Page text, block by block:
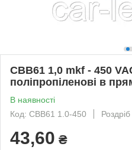
CBB61 1,0 mkf - 450
поліпропіленові в
В наявності
Код: CBB61 1.0-450
Роздріб
43,60 ₴